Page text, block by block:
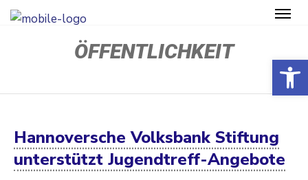
ÖFFENTLICHKEIT
Hannoversche Volksbank Stiftung
unterstützt Jugendtreff-Angebote
Open toolbar